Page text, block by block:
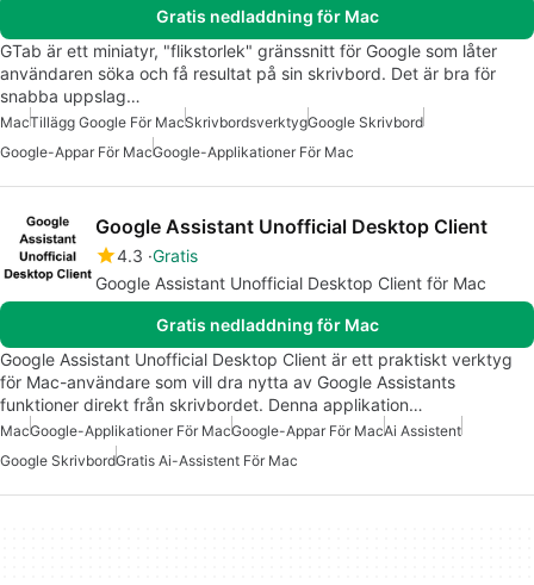
Gratis nedladdning för Mac
GTab är ett miniatyr, "flikstorlek" gränssnitt för Google som låter
användaren söka och få resultat på sin skrivbord. Det är bra för
snabba uppslag…
MacTillägg Google För MacSkrivbordsverktygGoogle Skrivbord
Google-Appar För MacGoogle-Applikationer För Mac
Google Assistant Unofficial Desktop Client
4.3 Gratis
Google Assistant Unofficial Desktop Client för Mac
Gratis nedladdning för Mac
Google Assistant Unofficial Desktop Client är ett praktiskt verktyg
för Mac-användare som vill dra nytta av Google Assistants
funktioner direkt från skrivbordet. Denna applikation…
MacGoogle-Applikationer För MacGoogle-Appar För MacAi Assistent
Google SkrivbordGratis Ai-Assistent För Mac